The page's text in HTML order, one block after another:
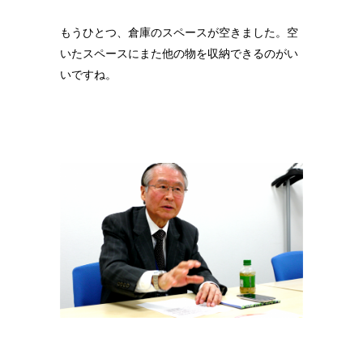
もうひとつ、倉庫のスペースが空きました。空
いたスペースにまた他の物を収納できるのがい
いですね。